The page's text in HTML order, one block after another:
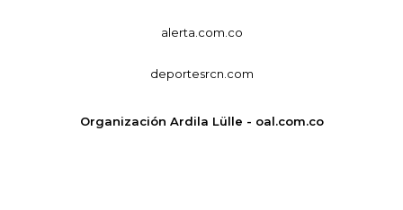
alerta.com.co
deportesrcn.com
Organización Ardila Lülle - oal.com.co